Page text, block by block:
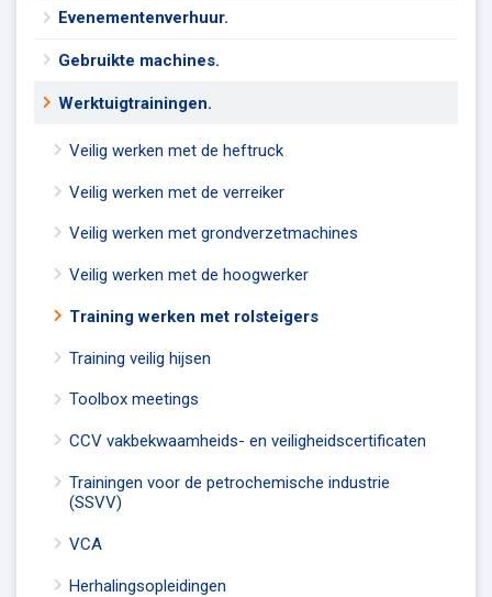
Evenementenverhuur.
Gebruikte machines.
Werktuigtrainingen.
Veilig werken met de heftruck
Veilig werken met de verreiker
Veilig werken met grondverzetmachines
Veilig werken met de hoogwerker
Training werken met rolsteigers
Training veilig hijsen
Toolbox meetings
CCV vakbekwaamheids- en veiligheidscertificaten
Trainingen voor de petrochemische industrie
(SSVV)
VCA
Herhalingsopleidingen